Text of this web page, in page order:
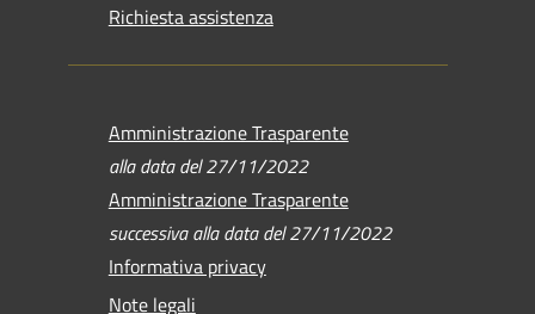
Richiesta assistenza
Amministrazione Trasparente
alla data del 27/11/2022
Amministrazione Trasparente
successiva alla data del 27/11/2022
Informativa privacy
Note legali